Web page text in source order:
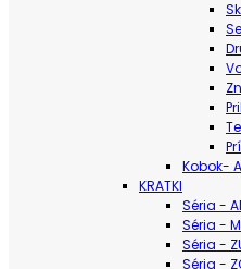
Kobok-
KRATKI
Séria -
Séria -
Séria -
Séria -